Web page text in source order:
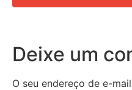
Deixe um
O seu endereço de e-